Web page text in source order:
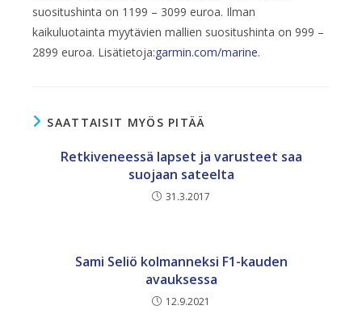
suositushinta on 1199 – 3099 euroa. Ilman
kaikuluotainta myytävien mallien suositushinta on 999 –
2899 euroa. Lisätietoja:garmin.com/marine.
SAATTAISIT MYÖS PITÄÄ
Retkiveneessä lapset ja varusteet saa
suojaan sateelta
31.3.2017
Sami Seliö kolmanneksi F1-kauden
avauksessa
12.9.2021